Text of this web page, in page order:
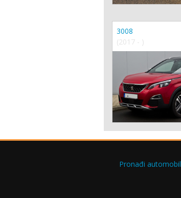
3008
(2017 - )
Pronađi automobil